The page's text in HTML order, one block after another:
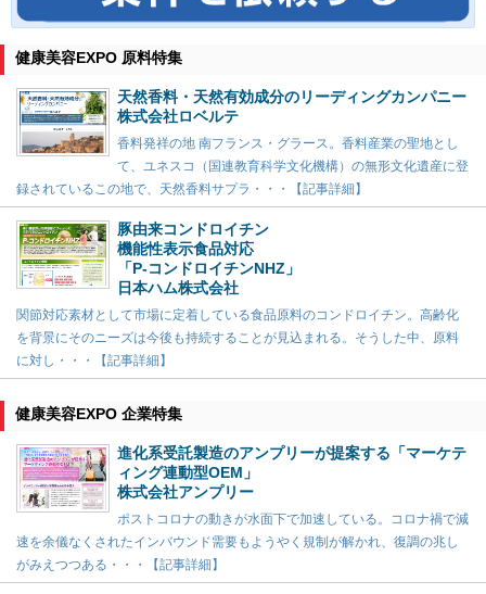
健康美容EXPO 原料特集
天然香料・天然有効成分のリーディングカンパニー
株式会社ロベルテ
香料発祥の地 南フランス・グラース。香料産業の聖地とし
て、ユネスコ（国連教育科学文化機構）の無形文化遺産に登
録されているこの地で、天然香料サプラ・・・【記事詳細】
豚由来コンドロイチン
機能性表示食品対応
「P-コンドロイチンNHZ」
日本ハム株式会社
関節対応素材として市場に定着している食品原料のコンドロイチン。高齢化
を背景にそのニーズは今後も持続することが見込まれる。そうした中、原料
に対し・・・【記事詳細】
健康美容EXPO 企業特集
進化系受託製造のアンプリーが提案する「マーケテ
ィング連動型OEM」
株式会社アンプリー
ポストコロナの動きが水面下で加速している。コロナ禍で減
速を余儀なくされたインバウンド需要もようやく規制が解かれ、復調の兆し
がみえつつある・・・【記事詳細】